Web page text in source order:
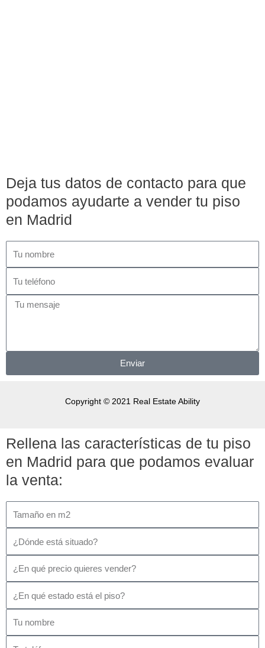
Deja tus datos de contacto para que
podamos ayudarte a vender tu piso
en Madrid
Enviar
Copyright © 2021 Real Estate Ability
Rellena las características de tu piso
en Madrid para que podamos evaluar
la venta: